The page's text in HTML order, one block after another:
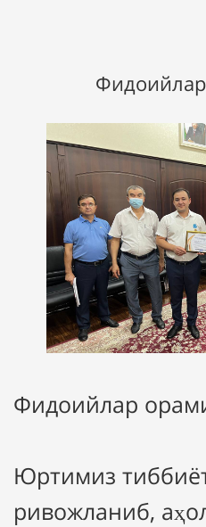
Фидоийлар
Юртимиз
ривожланиб,